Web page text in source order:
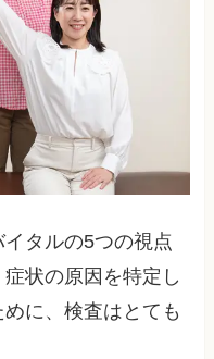
タルの5つの視点
状の原因を特定し
に、検査はとても